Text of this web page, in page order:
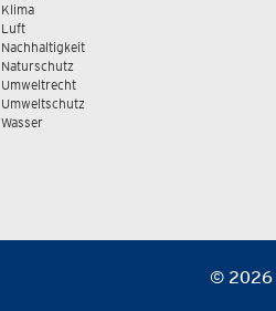
Klima
Luft
Nachhaltigkeit
Naturschutz
Umweltrecht
Umweltschutz
Wasser
© 2026